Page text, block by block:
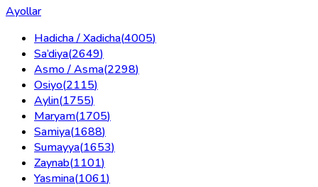
Ayollar
Hadicha / Xadicha(4005)
Sa’diya(2649)
Asmo / Asma(2298)
Osiyo(2115)
Aylin(1755)
Maryam(1705)
Samiya(1688)
Sumayya(1653)
Zaynab(1101)
Yasmina(1061)